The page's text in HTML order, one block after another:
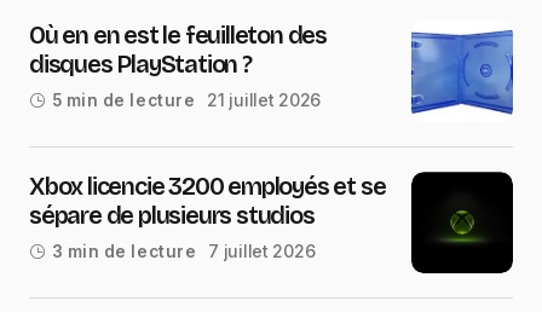
Où en en est le feuilleton des
disques PlayStation ?
5 min de lecture 21 juillet 2026
Xbox licencie 3200 employés et se
sépare de plusieurs studios
3 min de lecture 7 juillet 2026